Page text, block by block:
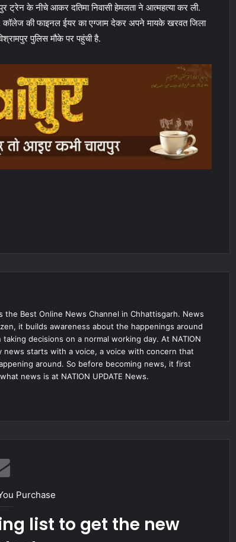
ट्रेन के नीचे आकर दतिमा निवासी हेमलता ने आत्महत्या कर ली.
की फाइनल ईयर का एग्जाम देकर अपने मायके खरवत जिला
पुलिस मौके पर पहुंची है.
the Best Online News Channel in Chhattisgarh. News
it builds awareness about the happenings around
decisions on a normal working day. At NATION
news starts with a voice, a voice with concern that
around. So before becoming news, it first
news is at NATION UPDATE News.
Purchase
list to get the new